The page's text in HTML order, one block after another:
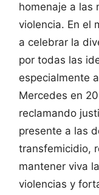
homenaje a las
violencia. En el
a celebrar la
por todas las
especialmente
Mercedes en
reclamando
presente a las
transfemicidio,
mantener viva
violencias y